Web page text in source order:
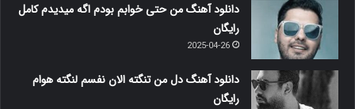
دانلود آهنگ من حتی خوابم بودم اگه میدیدم کامل
رایگان
2025-04-26
دانلود آهنگ دل من تنگته الان نفسم لنگته هوام
رایگان